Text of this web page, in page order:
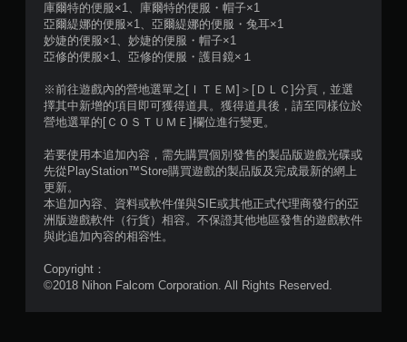
共
4
則
評
庫爾特的便服×1、庫爾特的便服・帽子×1
亞爾緹娜的便服×1、亞爾緹娜的便服・兔耳×1
妙婕的便服×1、妙婕的便服・帽子×1
亞修的便服×1、亞修的便服・護目鏡×１
※前往遊戲內的營地選單之[ＩＴＥＭ]＞[ＤＬＣ]分頁，並選
擇其中新增的項目即可獲得道具。獲得道具後，請至同樣位於
營地選單的[ＣＯＳＴＵＭＥ]欄位進行變更。
若要使用本追加內容，需先購買個別發售的製品版遊戲光碟或
先從PlayStation™Store購買遊戲的製品版及完成最新的網上
更新。
本追加內容、資料或軟件僅與SIE或其他正式代理商發行的亞
洲版遊戲軟件（行貨）相容。不保證其他地區發售的遊戲軟件
與此追加內容的相容性。
Copyright：
©2018 Nihon Falcom Corporation. All Rights Reserved.